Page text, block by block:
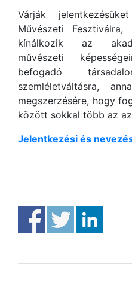
Várják
Művészeti
kínálkozik az
művészeti
befogadó
szemléletváltásra,
megszerzésére, hogy
között sokkal több az
Jelentkezési és